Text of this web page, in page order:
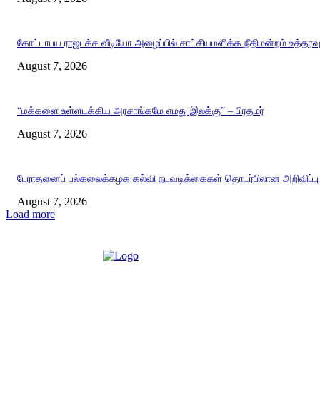
கோட்டாபய ராஜபக்ச வீடியோ அழைப்பில் சாட்சியமளிக்க நீதிமன்றம் உத்தரவு
August 7, 2026
“மக்களை உள்ளடக்கிய அரசாங்கமே எமது இலக்கு” – பிரதமர்
August 7, 2026
பேராதனைப் பல்கலைக்கழக கல்வி நடவடிக்கைகள் தொடர்பிலான அறிவிப்பு
August 7, 2026
Load more